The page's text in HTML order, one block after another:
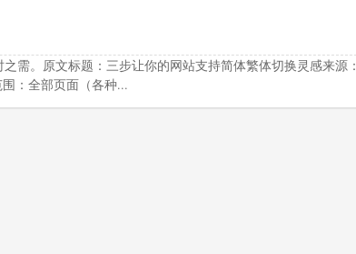
需。原文标题：三步让你的网站支持简体繁体切换灵感来源：
：全部页面（各种...